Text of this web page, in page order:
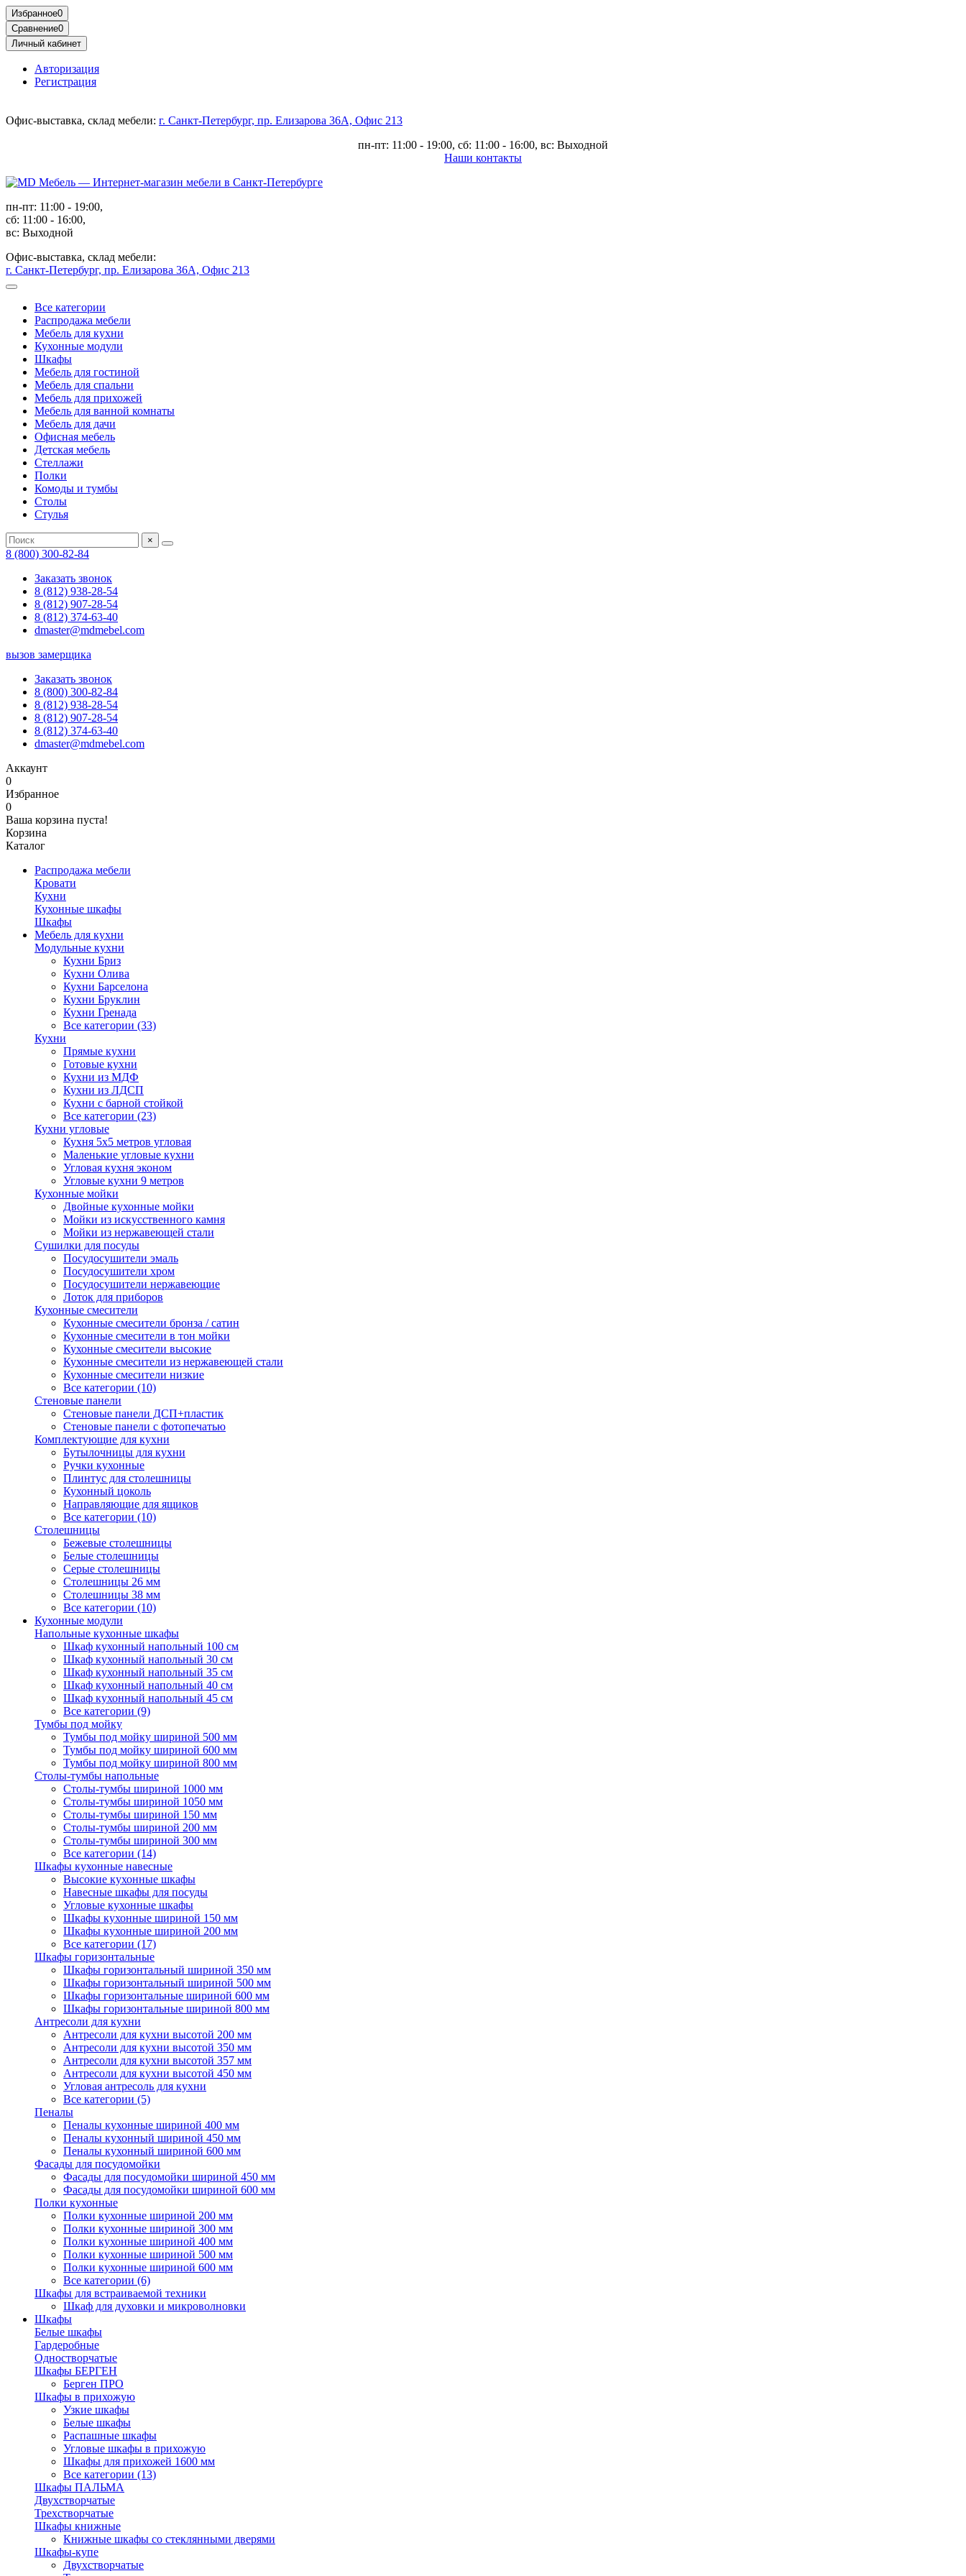
Избранное0
Сравнение0
Личный кабинет
Авторизация
Регистрация
Офис-выставка, склад мебели: г. Санкт-Петербург, пр. Елизарова 36А, Офис 213
пн-пт: 11:00 - 19:00, сб: 11:00 - 16:00, вс: Выходной
Наши контакты
пн-пт: 11:00 - 19:00,
сб: 11:00 - 16:00,
вс: Выходной
Офис-выставка, склад мебели:
г. Санкт-Петербург, пр. Елизарова 36А, Офис 213
Все категории
Распродажа мебели
Мебель для кухни
Кухонные модули
Шкафы
Мебель для гостиной
Мебель для спальни
Мебель для прихожей
Мебель для ванной комнаты
Мебель для дачи
Офисная мебель
Детская мебель
Стеллажи
Полки
Комоды и тумбы
Столы
Стулья
×
8 (800) 300-82-84
Заказать звонок
8 (812) 938-28-54
8 (812) 907-28-54
8 (812) 374-63-40
dmaster@mdmebel.com
вызов замерщика
Заказать звонок
8 (800) 300-82-84
8 (812) 938-28-54
8 (812) 907-28-54
8 (812) 374-63-40
dmaster@mdmebel.com
Аккаунт
0
Избранное
0
Ваша корзина пуста!
Корзина
Каталог
Распродажа мебели
Кровати
Кухни
Кухонные шкафы
Шкафы
Мебель для кухни
Модульные кухни
Кухни Бриз
Кухни Олива
Кухни Барселона
Кухни Бруклин
Кухни Гренада
Все категории (33)
Кухни
Прямые кухни
Готовые кухни
Кухни из МДФ
Кухни из ЛДСП
Кухни с барной стойкой
Все категории (23)
Кухни угловые
Кухня 5х5 метров угловая
Маленькие угловые кухни
Угловая кухня эконом
Угловые кухни 9 метров
Кухонные мойки
Двойные кухонные мойки
Мойки из искусственного камня
Мойки из нержавеющей стали
Сушилки для посуды
Посудосушители эмаль
Посудосушители хром
Посудосушители нержавеющие
Лоток для приборов
Кухонные смесители
Кухонные смесители бронза / сатин
Кухонные смесители в тон мойки
Кухонные смесители высокие
Кухонные смесители из нержавеющей стали
Кухонные смесители низкие
Все категории (10)
Стеновые панели
Стеновые панели ДСП+пластик
Стеновые панели с фотопечатью
Комплектующие для кухни
Бутылочницы для кухни
Ручки кухонные
Плинтус для столешницы
Кухонный цоколь
Направляющие для ящиков
Все категории (10)
Столешницы
Бежевые столешницы
Белые столешницы
Серые столешницы
Столешницы 26 мм
Столешницы 38 мм
Все категории (10)
Кухонные модули
Напольные кухонные шкафы
Шкаф кухонный напольный 100 см
Шкаф кухонный напольный 30 см
Шкаф кухонный напольный 35 см
Шкаф кухонный напольный 40 см
Шкаф кухонный напольный 45 см
Все категории (9)
Тумбы под мойку
Тумбы под мойку шириной 500 мм
Тумбы под мойку шириной 600 мм
Тумбы под мойку шириной 800 мм
Столы-тумбы напольные
Столы-тумбы шириной 1000 мм
Столы-тумбы шириной 1050 мм
Столы-тумбы шириной 150 мм
Столы-тумбы шириной 200 мм
Столы-тумбы шириной 300 мм
Все категории (14)
Шкафы кухонные навесные
Высокие кухонные шкафы
Навесные шкафы для посуды
Угловые кухонные шкафы
Шкафы кухонные шириной 150 мм
Шкафы кухонные шириной 200 мм
Все категории (17)
Шкафы горизонтальные
Шкафы горизонтальный шириной 350 мм
Шкафы горизонтальный шириной 500 мм
Шкафы горизонтальные шириной 600 мм
Шкафы горизонтальные шириной 800 мм
Антресоли для кухни
Антресоли для кухни высотой 200 мм
Антресоли для кухни высотой 350 мм
Антресоли для кухни высотой 357 мм
Антресоли для кухни высотой 450 мм
Угловая антресоль для кухни
Все категории (5)
Пеналы
Пеналы кухонные шириной 400 мм
Пеналы кухонный шириной 450 мм
Пеналы кухонный шириной 600 мм
Фасады для посудомойки
Фасады для посудомойки шириной 450 мм
Фасады для посудомойки шириной 600 мм
Полки кухонные
Полки кухонные шириной 200 мм
Полки кухонные шириной 300 мм
Полки кухонные шириной 400 мм
Полки кухонные шириной 500 мм
Полки кухонные шириной 600 мм
Все категории (6)
Шкафы для встраиваемой техники
Шкаф для духовки и микроволновки
Шкафы
Белые шкафы
Гардеробные
Одностворчатые
Шкафы БЕРГЕН
Берген ПРО
Шкафы в прихожую
Узкие шкафы
Белые шкафы
Распашные шкафы
Угловые шкафы в прихожую
Шкафы для прихожей 1600 мм
Все категории (13)
Шкафы ПАЛЬМА
Двухстворчатые
Трехстворчатые
Шкафы книжные
Книжные шкафы со стеклянными дверями
Шкафы-купе
Двухстворчатые